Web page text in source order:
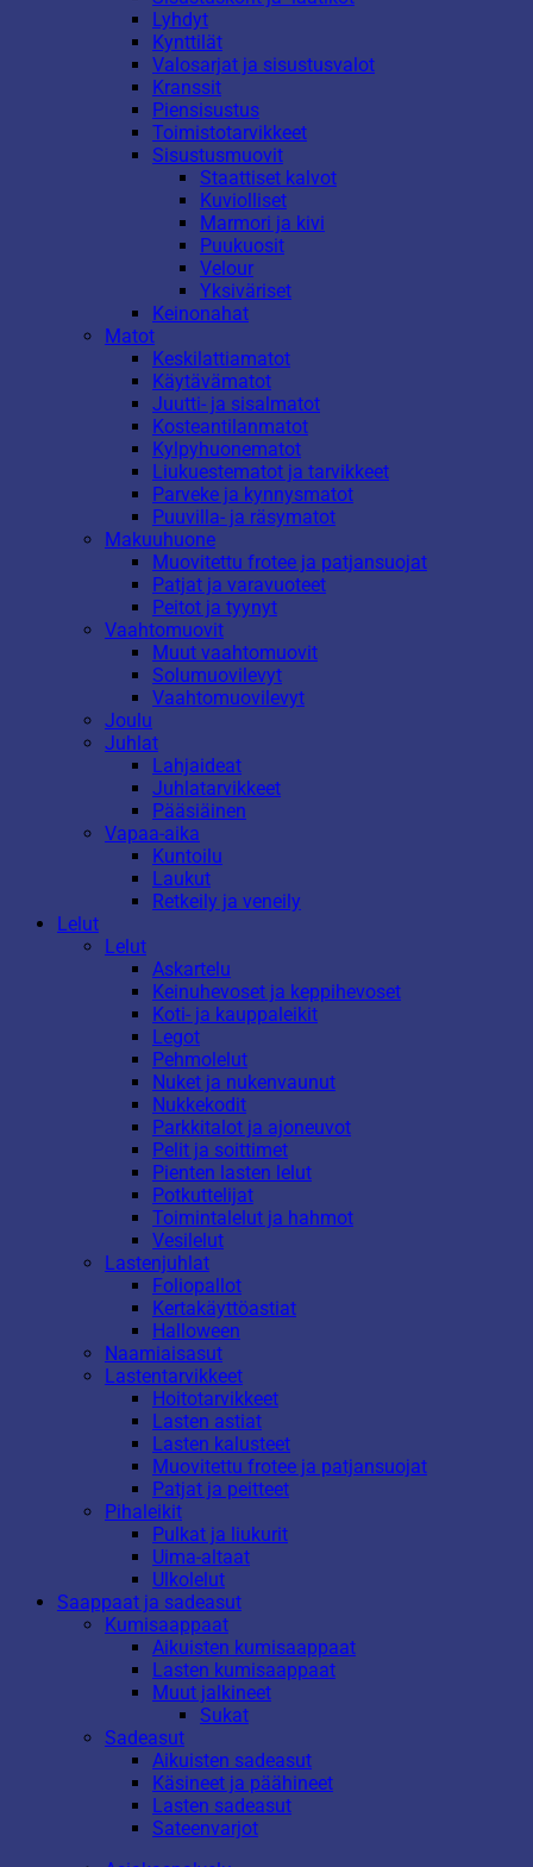
Lyhdyt
Kynttilät
Valosarjat ja sisustusvalot
Kranssit
Piensisustus
Toimistotarvikkeet
Sisustusmuovit
Staattiset kalvot
Kuviolliset
Marmori ja kivi
Puukuosit
Velour
Yksiväriset
Keinonahat
Matot
Keskilattiamatot
Käytävämatot
Juutti- ja sisalmatot
Kosteantilanmatot
Kylpyhuonematot
Liukuestematot ja tarvikkeet
Parveke ja kynnysmatot
Puuvilla- ja räsymatot
Makuuhuone
Muovitettu frotee ja patjansuojat
Patjat ja varavuoteet
Peitot ja tyynyt
Vaahtomuovit
Muut vaahtomuovit
Solumuovilevyt
Vaahtomuovilevyt
Joulu
Juhlat
Lahjaideat
Juhlatarvikkeet
Pääsiäinen
Vapaa-aika
Kuntoilu
Laukut
Retkeily ja veneily
Lelut
Lelut
Askartelu
Keinuhevoset ja keppihevoset
Koti- ja kauppaleikit
Legot
Pehmolelut
Nuket ja nukenvaunut
Nukkekodit
Parkkitalot ja ajoneuvot
Pelit ja soittimet
Pienten lasten lelut
Potkuttelijat
Toimintalelut ja hahmot
Vesilelut
Lastenjuhlat
Foliopallot
Kertakäyttöastiat
Halloween
Naamiaisasut
Lastentarvikkeet
Hoitotarvikkeet
Lasten astiat
Lasten kalusteet
Muovitettu frotee ja patjansuojat
Patjat ja peitteet
Pihaleikit
Pulkat ja liukurit
Uima-altaat
Ulkolelut
Saappaat ja sadeasut
Kumisaappaat
Aikuisten kumisaappaat
Lasten kumisaappaat
Muut jalkineet
Sukat
Sadeasut
Aikuisten sadeasut
Käsineet ja päähineet
Lasten sadeasut
Sateenvarjot